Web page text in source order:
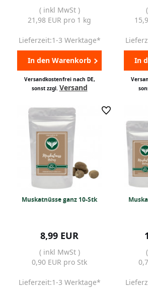
( inkl MwSt )
21,98 EUR pro 1 kg
Lieferzeit:1-3 Werktage*
In den Warenkorb
Versandkostenfrei nach DE,
sonst zzgl. Versand
In
Muskatnüsse ganz 10-Stk
8,99 EUR
( inkl MwSt )
0,90 EUR pro Stk
Lieferzeit:1-3 Werktage*